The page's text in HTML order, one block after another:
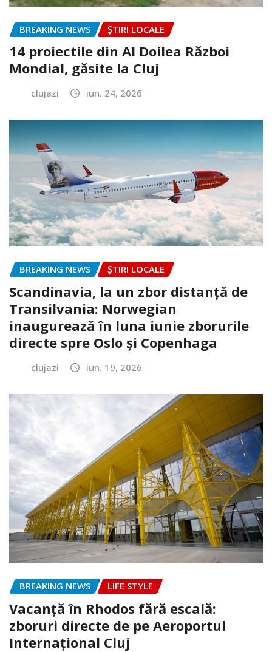
BREAKING NEWS ȘTIRI LOCALE
14 proiectile din Al Doilea Război
Mondial, găsite la Cluj
clujazi iun. 24, 2026
BREAKING NEWS ȘTIRI LOCALE
Scandinavia, la un zbor distanță de
Transilvania: Norwegian
inaugurează în luna iunie zborurile
directe spre Oslo și Copenhaga
clujazi iun. 19, 2026
BREAKING NEWS LIFE STYLE
Vacanță în Rhodos fără escală:
zboruri directe de pe Aeroportul
Internațional Cluj